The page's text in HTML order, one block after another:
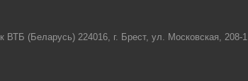
(Беларусь) 224016, г. Брест, ул. Московская,